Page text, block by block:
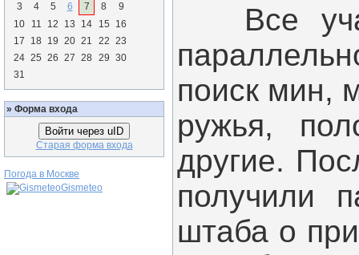
3
4 5 6 7 8
9
10
11 12 13 14 15
16
17
18 19 20 21 22 23
24 25 26 27 28 29 30
31
» Форма входа
Войти через uID
Старая форма входа
Погода в Москве
Gismeteo
Все
поиск мин,
ружья,
другие.
получили
штаба о